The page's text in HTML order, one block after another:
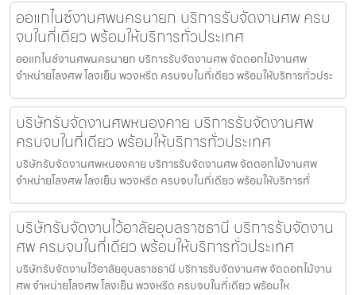
ออแกไนซ์งานศพนครนายก บริการรับจัดงานศพ ครบ
จบในที่เดียว พร้อมให้บริการทั่วประเทศ
ออแกไนซ์งานศพนครนายก บริการรับจัดงานศพ จัดดอกไม้งานศพ
จำหน่ายโลงศพ โลงเย็น พวงหรีด ครบจบในที่เดียว พร้อมให้บริการทั่วประ
บริษัทรับจัดงานศพหนองคาย บริการรับจัดงานศพ
ครบจบในที่เดียว พร้อมให้บริการทั่วประเทศ
บริษัทรับจัดงานศพหนองคาย บริการรับจัดงานศพ จัดดอกไม้งานศพ
จำหน่ายโลงศพ โลงเย็น พวงหรีด ครบจบในที่เดียว พร้อมให้บริการทั่
บริษัทรับจัดงานไว้อาลัยอุบลราชธานี บริการรับจัดงาน
ศพ ครบจบในที่เดียว พร้อมให้บริการทั่วประเทศ
บริษัทรับจัดงานไว้อาลัยอุบลราชธานี บริการรับจัดงานศพ จัดดอกไม้งาน
ศพ จำหน่ายโลงศพ โลงเย็น พวงหรีด ครบจบในที่เดียว พร้อมให